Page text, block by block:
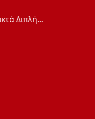
Διπλή...